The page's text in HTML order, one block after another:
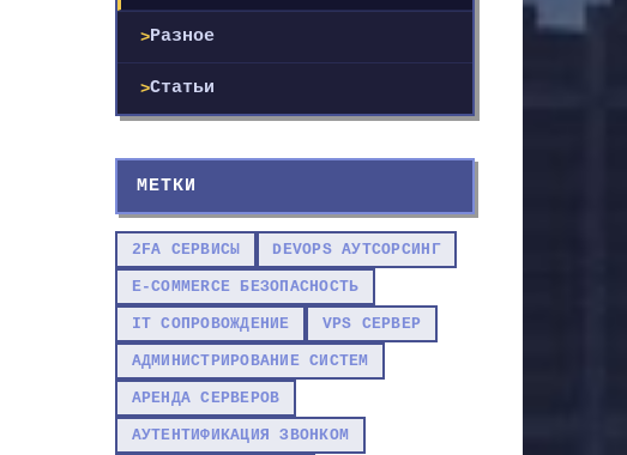
Разное
Статьи
МЕТКИ
2FA СЕРВИСЫ DEVOPS АУТСОРСИНГ
E-COMMERCE БЕЗОПАСНОСТЬ
IT СОПРОВОЖДЕНИЕ VPS СЕРВЕР
АДМИНИСТРИРОВАНИЕ СИСТЕМ
АРЕНДА СЕРВЕРОВ
АУТЕНТИФИКАЦИЯ ЗВОНКОМ